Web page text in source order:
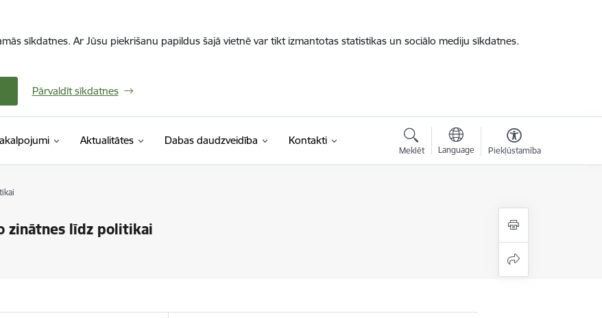
sīkdatnes. Ar Jūsu piekrišanu papildus šajā vietnē var tikt izmantotas statistikas un sociālo mediju sīkdatnes.
Pārvaldīt sīkdatnes
Aktualitātes Dabas daudzveidība Kontakti
Meklēt Language Piekļūstamība
zinātnes līdz politikai